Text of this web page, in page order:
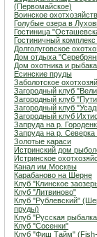
(Первомайское)
Воинское
Голубые озера в
Гостиница
Гостиничный
Долголуговское
Дом отдыха
Дом охотника и рыбака
Есинские пруды
Заболотское
Загородный клуб
Загородный клуб
Загородный клуб
Загородный клуб
Запруда на р.
Запруда на р. Северка
Золотые караси
Истринский дом
Истринское
Канал им.Москвы
Карабаново на Шерне
Клуб "Клинское
Клуб "Литвиново"
Клуб "Рублевский"
пруды)
Клуб "Русская
Клуб "Сосенки"
Клуб "Фиш Тайм"